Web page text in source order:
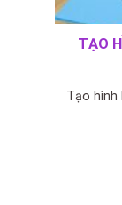
TẠO
Tạo hình